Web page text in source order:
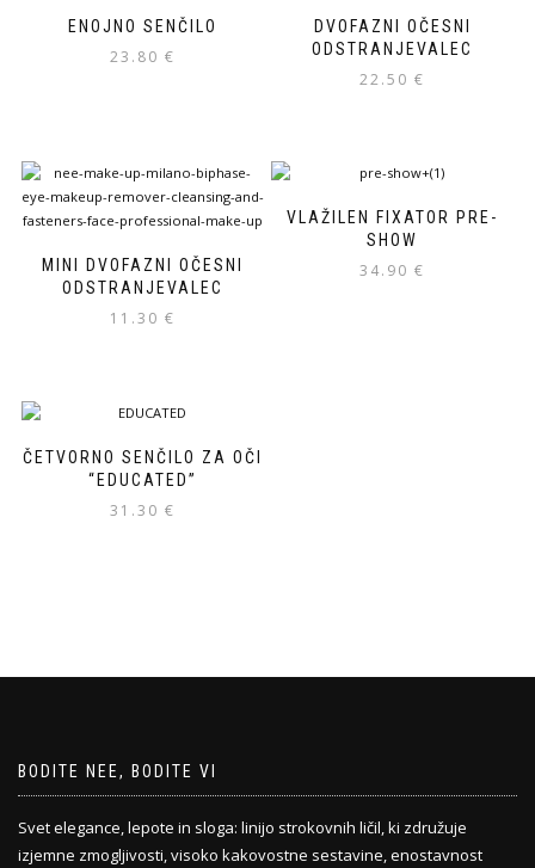
ENOJNO SENČILO
23.80 €
več
različic.
Možnosti
izberete
na
DVOFAZNI OČESNI
ODSTRANJEVALEC
22.50 €
MINI DVOFAZNI OČESNI
ODSTRANJEVALEC
11.30 €
VLAŽILEN FIXATOR PRE-
SHOW
34.90 €
ČETVORNO SENČILO ZA OČI
“EDUCATED”
31.30 €
BODITE NEE, BODITE VI
Svet elegance, lepote in sloga: linijo strokovnih ličil, ki združuje
izjemne zmogljivosti, visoko kakovostne sestavine, enostavnost